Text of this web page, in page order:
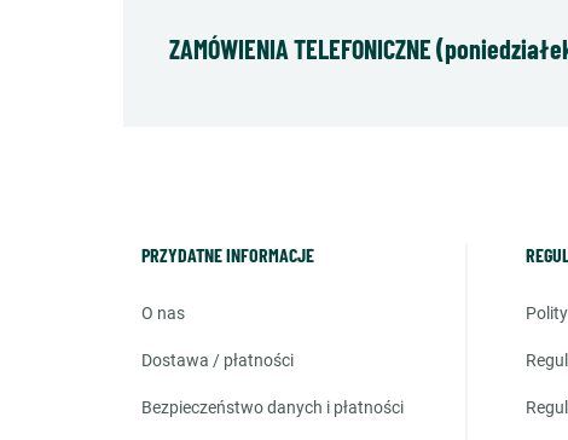
ZAMÓWIENIA TELEFONICZNE
PRZYDATNE INFORMACJE
o nas
dostawa / płatności
bezpieczeństwo danych i płatności